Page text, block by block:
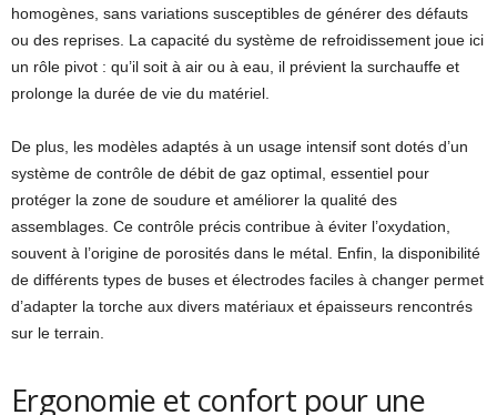
homogènes, sans variations susceptibles de générer des défauts
ou des reprises. La capacité du système de refroidissement joue ici
un rôle pivot : qu’il soit à air ou à eau, il prévient la surchauffe et
prolonge la durée de vie du matériel.
De plus, les modèles adaptés à un usage intensif sont dotés d’un
système de contrôle de débit de gaz optimal, essentiel pour
protéger la zone de soudure et améliorer la qualité des
assemblages. Ce contrôle précis contribue à éviter l’oxydation,
souvent à l’origine de porosités dans le métal. Enfin, la disponibilité
de différents types de buses et électrodes faciles à changer permet
d’adapter la torche aux divers matériaux et épaisseurs rencontrés
sur le terrain.
Ergonomie et confort pour une